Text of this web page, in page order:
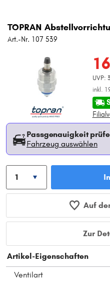
TOPRAN
Art.-Nr. 107 539
UVP:
inkl.
Passgenauigkeit
Fahrzeug auswählen
Auf
Zur
Artikel-Eigenschaften
Ventilart